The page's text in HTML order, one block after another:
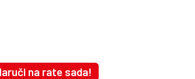
na rate sada!